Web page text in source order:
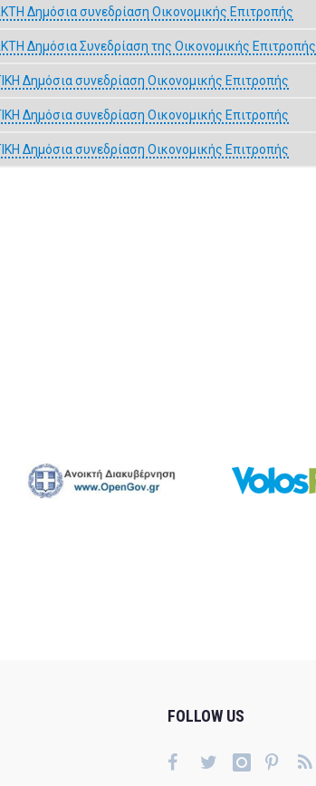
Δημόσια συνεδρίαση Οικονομικής Επιτροπής
Δημόσια Συνεδρίαση της Οικονομικής Επιτροπής
Δημόσια συνεδρίαση Οικονομικής Επιτροπής
Δημόσια συνεδρίαση Οικονομικής Επιτροπής
Δημόσια συνεδρίαση Οικονομικής Επιτροπής
FOLLOW US